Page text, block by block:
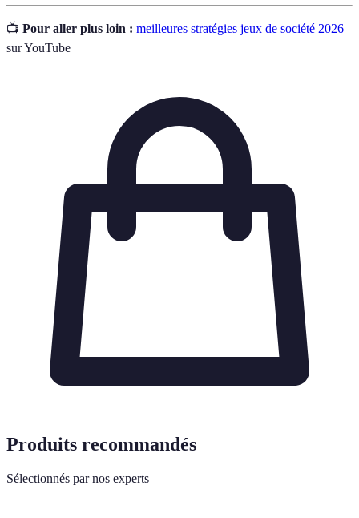
📺 Pour aller plus loin : meilleures stratégies jeux de société 2026
sur YouTube
Produits recommandés
Sélectionnés par nos experts